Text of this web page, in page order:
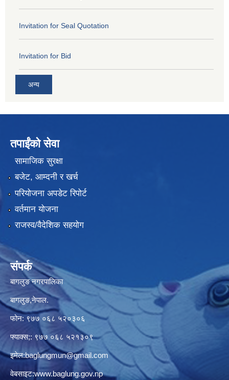
Invitation for Seal Quotation
Invitation for Bid
अन्य
तपाईंको सेवा
सामाजिक सुरक्षा
बजेट, आम्दनी र खर्च
परियोजना अपडेट रिपोर्ट
वर्तमान योजना
राजस्व/वैदेशिक सहयोग
संपर्क
बागलुङ नगरपालिका
बागलुङ,नेपाल.
फोन: ९७७ ०६८ ५२०३०६
फ्याक्स;: ९७७ ०६८ ५२१३०९
इमेल:baglungmun@gmail.com
वेबसाइट:www.baglung.gov.np